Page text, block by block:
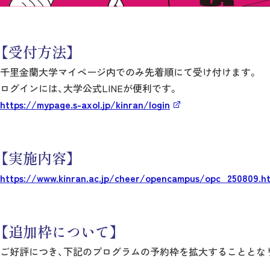
【受付方法】
千里金蘭大学マイページ内でのみ先着順にて受け付けます。
ログインには、大学公式LINEが便利です。
https://mypage.s-axol.jp/kinran/login
【実施内容】
https://www.kinran.ac.jp/cheer/opencampus/
【追加枠について】
ご好評につき、下記のプログラムの予約枠を拡大することとな